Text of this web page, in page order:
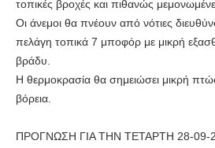
τοπικές βροχές και πιθανώς
Οι άνεμοι θα πνέουν από νότιες
πελάγη τοπικά 7 μποφόρ με μικρή
βράδυ.
Η θερμοκρασία θα σημειώσει μικρή
βόρεια.
ΠΡΟΓΝΩΣΗ ΓΙΑ ΤΗΝ ΤΕΤΑΡΤΗ 28-